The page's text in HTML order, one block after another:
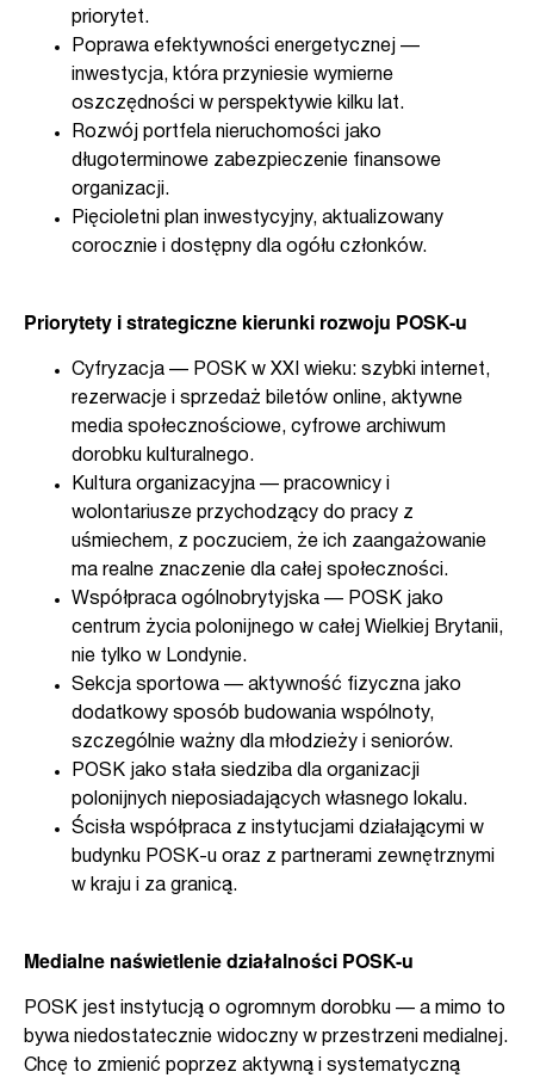
priorytet.
Poprawa efektywności energetycznej —
inwestycja, która przyniesie wymierne
oszczędności w perspektywie kilku lat.
Rozwój portfela nieruchomości jako
długoterminowe zabezpieczenie finansowe
organizacji.
Pięcioletni plan inwestycyjny, aktualizowany
corocznie i dostępny dla ogółu członków.
Priorytety i strategiczne kierunki rozwoju POSK-u
Cyfryzacja — POSK w XXI wieku: szybki internet,
rezerwacje i sprzedaż biletów online, aktywne
media społecznościowe, cyfrowe archiwum
dorobku kulturalnego.
Kultura organizacyjna — pracownicy i
wolontariusze przychodzący do pracy z
uśmiechem, z poczuciem, że ich zaangażowanie
ma realne znaczenie dla całej społeczności.
Współpraca ogólnobrytyjska — POSK jako
centrum życia polonijnego w całej Wielkiej Brytanii,
nie tylko w Londynie.
Sekcja sportowa — aktywność fizyczna jako
dodatkowy sposób budowania wspólnoty,
szczególnie ważny dla młodzieży i seniorów.
POSK jako stała siedziba dla organizacji
polonijnych nieposiadających własnego lokalu.
Ścisła współpraca z instytucjami działającymi w
budynku POSK-u oraz z partnerami zewnętrznymi
w kraju i za granicą.
Medialne naświetlenie działalności POSK-u
POSK jest instytucją o ogromnym dorobku — a mimo to
bywa niedostatecznie widoczny w przestrzeni medialnej.
Chcę to zmienić poprzez aktywną i systematyczną